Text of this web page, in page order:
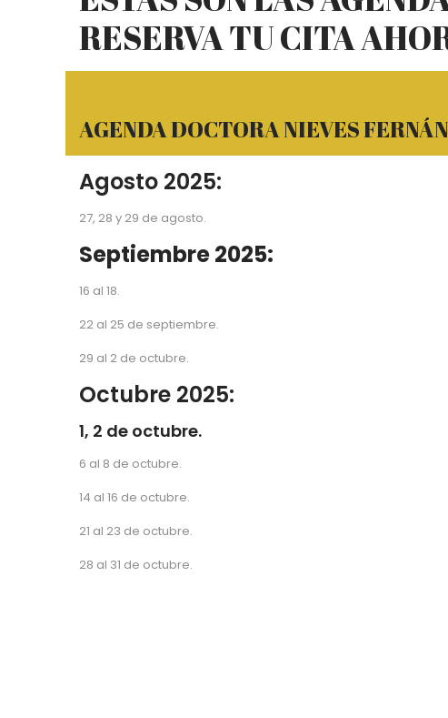
RESERVA TU CITA
AGENDA DOCTORA NIEVES
Agosto 2025:
27, 28 y 29 de agosto.
Septiembre 2025:
16 al 18.
22 al 25 de septiembre.
29 al 2 de octubre.
Octubre 2025:
1, 2 de octubre.
6 al 8 de octubre.
14 al 16 de octubre.
21 al 23 de octubre.
28 al 31 de octubre.